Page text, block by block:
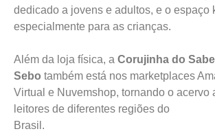
dedicado a jovens e adultos, e o espaço
especialmente para as crianças.
Além da loja física, a Corujinha do
Sebo também está nos marketplaces
Virtual e Nuvemshop, tornando o acervo
leitores de diferentes regiões do